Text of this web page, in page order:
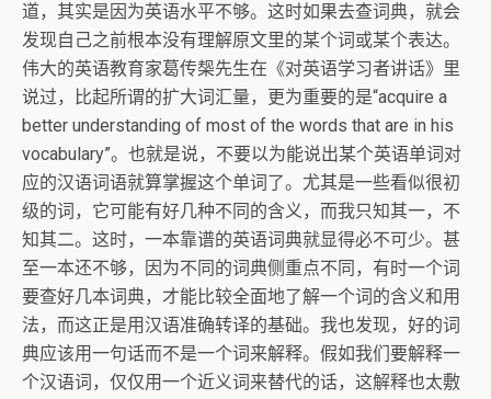
道，其实是因为英语水平不够。这时如果去查词典，就会
发现自己之前根本没有理解原文里的某个词或某个表达。
伟大的英语教育家葛传椝先生在《对英语学习者讲话》里
说过，比起所谓的扩大词汇量，更为重要的是“acquire a
better understanding of most of the words that are in his
vocabulary”。也就是说，不要以为能说出某个英语单词对
应的汉语词语就算掌握这个单词了。尤其是一些看似很初
级的词，它可能有好几种不同的含义，而我只知其一，不
知其二。这时，一本靠谱的英语词典就显得必不可少。甚
至一本还不够，因为不同的词典侧重点不同，有时一个词
要查好几本词典，才能比较全面地了解一个词的含义和用
法，而这正是用汉语准确转译的基础。我也发现，好的词
典应该用一句话而不是一个词来解释。假如我们要解释一
个汉语词，仅仅用一个近义词来替代的话，这解释也太敷